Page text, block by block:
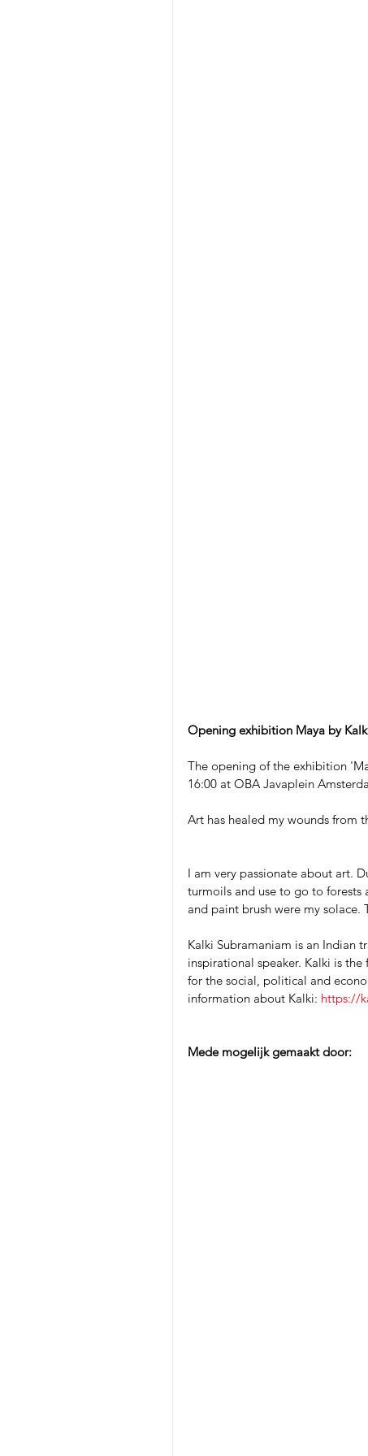
Opening exhibition Maya by
The opening of the exhibition
16:00 at OBA Javaplein
Art has healed my wounds from
I am very passionate about art.
turmoils and use to go to forests
and paint brush were my solace.
Kalki Subramaniam is an Indian
inspirational speaker. Kalki is
for the social, political and
information about Kalki: https://
Mede mogelijk gemaakt door: